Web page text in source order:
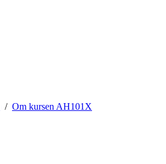
Om kursen AH101X